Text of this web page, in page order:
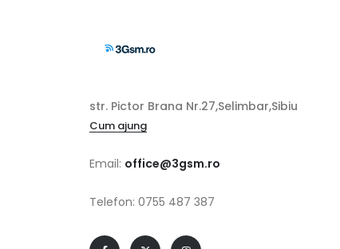
str. Pictor Brana Nr.27,Selimbar,Sibiu
Cum ajung
Email: office@3gsm.ro
Telefon: 0755 487 387